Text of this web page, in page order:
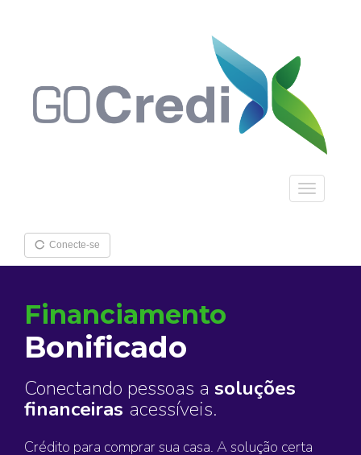
Toggle
navigation
Conecte-se
Financiamento
Bonificado
Conectando pessoas a soluções
financeiras acessíveis.
Crédito para comprar sua casa. A solução certa